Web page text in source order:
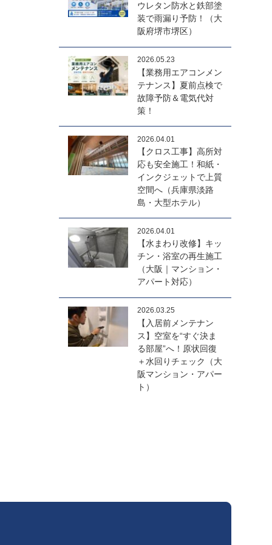
ウレタン防水と鉄部塗
装で雨漏り予防！（大
阪府堺市堺区）
2026.05.23
【業務用エアコンメン
テナンス】夏前点検で
故障予防＆電気代対
策！
2026.04.01
【クロス工事】高所対
応も安全施工！和紙・
インクジェットで上質
空間へ（兵庫県淡路
島・大型ホテル）
2026.04.01
【水まわり改修】キッ
チン・浴室の再生施工
（大阪｜マンション・
アパート対応）
2026.03.25
【入居前メンテナン
ス】空室を“すぐ決ま
る部屋”へ！原状回復
＋水回りチェック（大
阪マンション・アパー
ト）